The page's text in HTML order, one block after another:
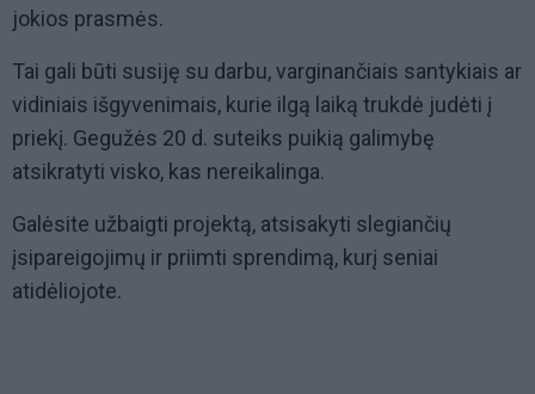
jokios prasmės.
Tai gali būti susiję su darbu, varginančiais santykiais ar
vidiniais išgyvenimais, kurie ilgą laiką trukdė judėti į
priekį. Gegužės 20 d. suteiks puikią galimybę
atsikratyti visko, kas nereikalinga.
Galėsite užbaigti projektą, atsisakyti slegiančių
įsipareigojimų ir priimti sprendimą, kurį seniai
atidėliojote.